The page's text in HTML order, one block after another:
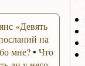
«Девять
на
мне?• Что